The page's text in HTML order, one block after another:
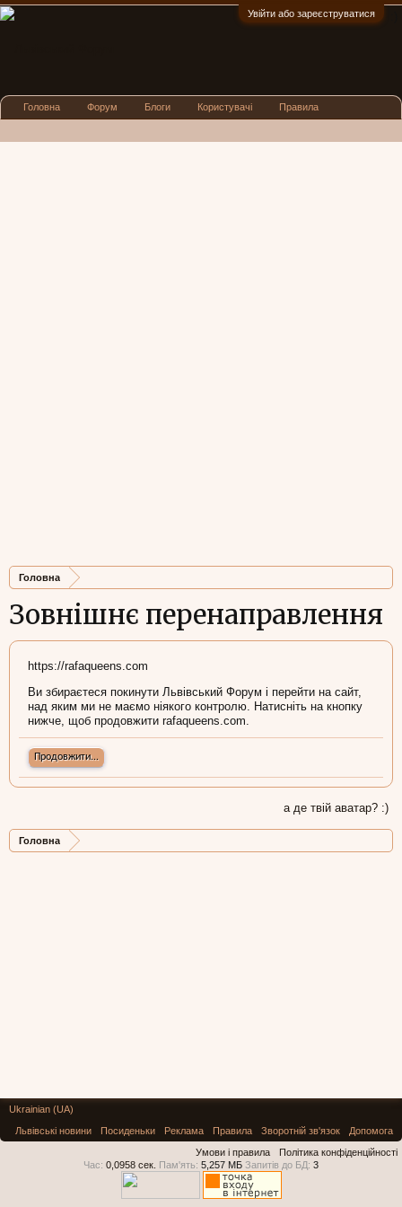
Увійти або зареєструватися
Головна
Зовнішнє перенаправлення
https://rafaqueens.com
Ви збираєтеся покинути Львівський Форум і перейти на сайт,
над яким ми не маємо ніякого контролю. Натисніть на кнопку
нижче, щоб продовжити rafaqueens.com.
Продовжити...
а де твій аватар? :)
Головна
Головна Форум Блоги Користувачі Правила
Ukrainian (UA)
Львівські новини
Посиденьки Реклама Правила Зворотній зв'язок
Допомога
Умови і правила
Політика конфіденційності
Час: 0,0958 сек. Пам'ять: 5,257 МБ Запитів до БД: 3